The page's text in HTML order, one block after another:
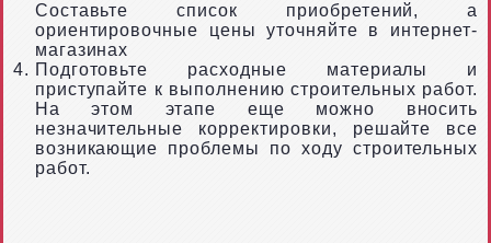
Составьте список приобретений, а
ориентировочные цены уточняйте в интернет-
магазинах
Подготовьте расходные материалы и
приступайте к выполнению строительных работ.
На этом этапе еще можно вносить
незначительные корректировки, решайте все
возникающие проблемы по ходу строительных
работ.